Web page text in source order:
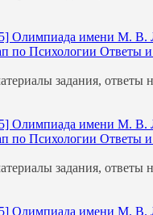
Олимпиада имени М. В.
по Психологии Ответы и
задания, ответы
Олимпиада имени М. В.
по Психологии Ответы и
задания, ответы
Олимпиада имени М. В.